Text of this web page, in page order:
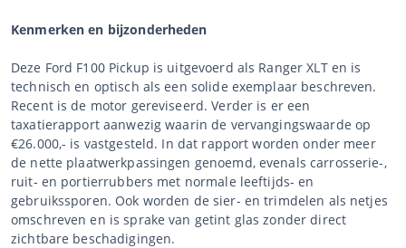
Kenmerken en bijzonderheden
Deze Ford F100 Pickup is uitgevoerd als Ranger XLT en is
technisch en optisch als een solide exemplaar beschreven.
Recent is de motor gereviseerd. Verder is er een
taxatierapport aanwezig waarin de vervangingswaarde op
€26.000,- is vastgesteld. In dat rapport worden onder meer
de nette plaatwerkpassingen genoemd, evenals carrosserie-,
ruit- en portierrubbers met normale leeftijds- en
gebruikssporen. Ook worden de sier- en trimdelen als netjes
omschreven en is sprake van getint glas zonder direct
zichtbare beschadigingen.